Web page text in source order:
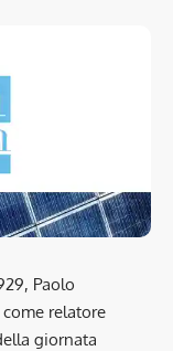
Paolo
relatore
giornata